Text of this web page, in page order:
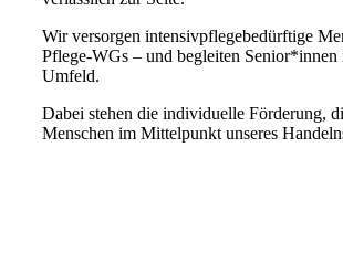
Wir versorgen intensivpflegebedürftige
Pflege-WGs – und begleiten
Umfeld.
Dabei stehen die individuelle Förderung,
Menschen im Mittelpunkt unseres